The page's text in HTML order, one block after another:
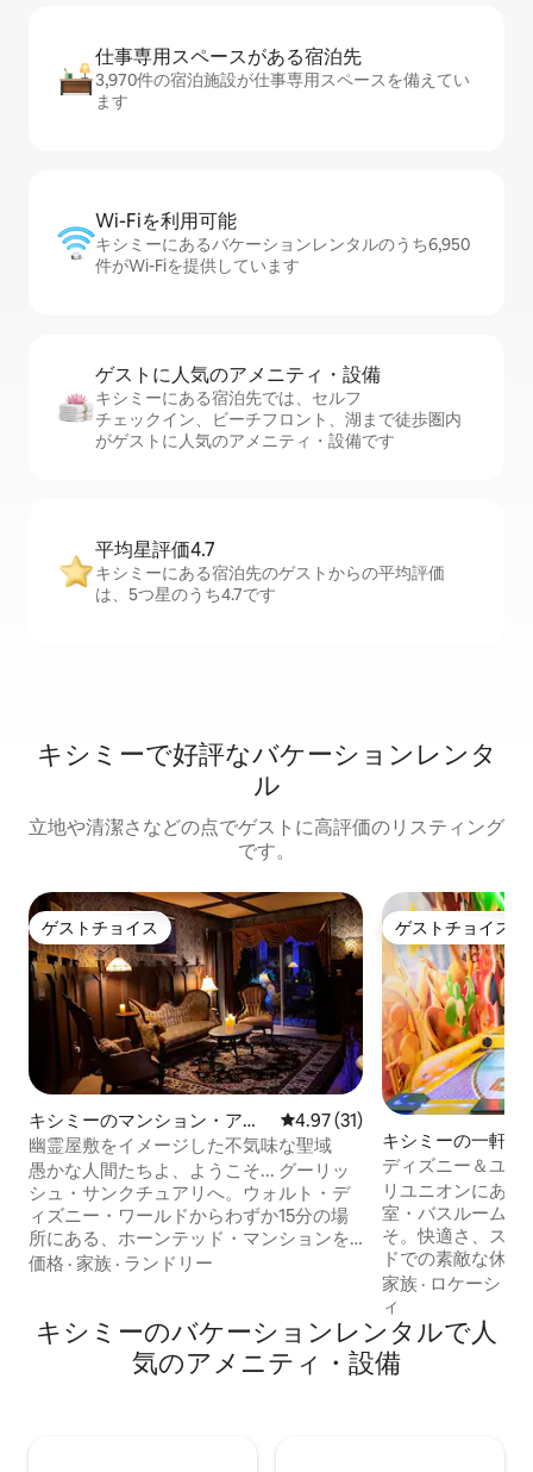
仕事専用ス⁠ペ⁠ー⁠スがあ⁠る宿⁠泊⁠先
3,970件の宿泊施設が仕事専用スペースを備えてい
ます
Wi-Fiを利⁠用⁠可⁠能
キシミーにあるバケーションレンタルのうち6,950
件がWi-Fiを提供しています
ゲストに人⁠気⁠のア⁠メ⁠ニ⁠テ⁠ィ・設⁠備
キシミーにある宿泊先では、セ⁠ル⁠フ
チ⁠ェ⁠ッ⁠ク⁠イ⁠ン、ビーチフロント、湖まで徒歩圏内
がゲストに人気のアメニティ・設備です
平均星評価4.7
キシミーにある宿泊先のゲストからの平均評価
は、5つ星のうち4.7です
キシミーで好評なバケーションレンタ
ル
立地や清潔さなどの点でゲストに高評価のリスティング
です。
ゲストチョイス
ゲストチョイス
キシミーのマンション・アパ
ート
レビュー31件、5つ星中4.97つ
4.97 (31)
幽霊屋敷をイメージした不気味な聖域
愚かな人間たちよ、ようこそ... グーリッ
シュ・サンクチュアリへ。ウォルト・デ
ィズニー・ワールドからわずか15分の場
所にある、ホーンテッド・マンションを
テーマにした没入型の宿泊先。キャンド
る、唯一無二のホーンテッドマンション
をテーマにした滞在を体験しましょう。
キシミーにあるこの不気味な宿泊先で
価格 · 家族 · ランドリー
ゲストチョイス
ゲストチョイス
キシミーの一軒家
ディズニー＆ユニ
たヴィラ・リユ
ドルーム）
リユニオンにあ
室・バスルーム4
そ。快適さ、スタ
ドでの素敵な休
ループ向けにデザ
新しい家具、モ
ーリーとミッキー
ルーム、マッサー
としたオープン・
家族 · ロケーショ
ィ
キシミーのバケーションレンタルで人
気のアメニティ・設備